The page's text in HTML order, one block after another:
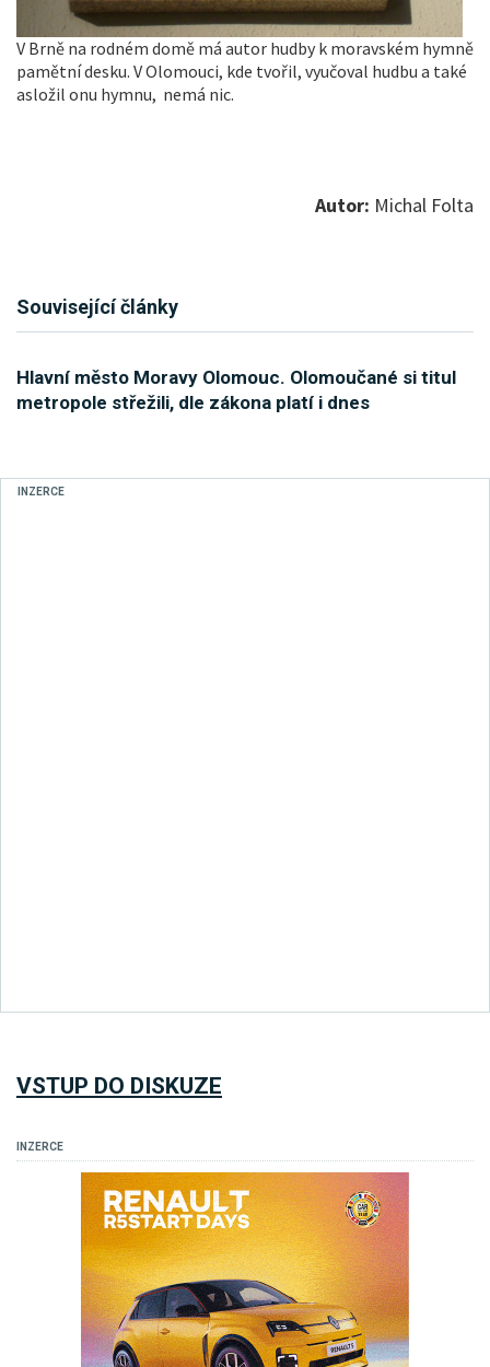
V Brně na rodném domě má autor hudby k moravském hymně
pamětní desku. V Olomouci, kde tvořil, vyučoval hudbu a také
asložil onu hymnu, nemá nic.
Autor: Michal Folta
Související články
Hlavní město Moravy Olomouc. Olomoučané si titul
metropole střežili, dle zákona platí i dnes
INZERCE
VSTUP DO DISKUZE
INZERCE